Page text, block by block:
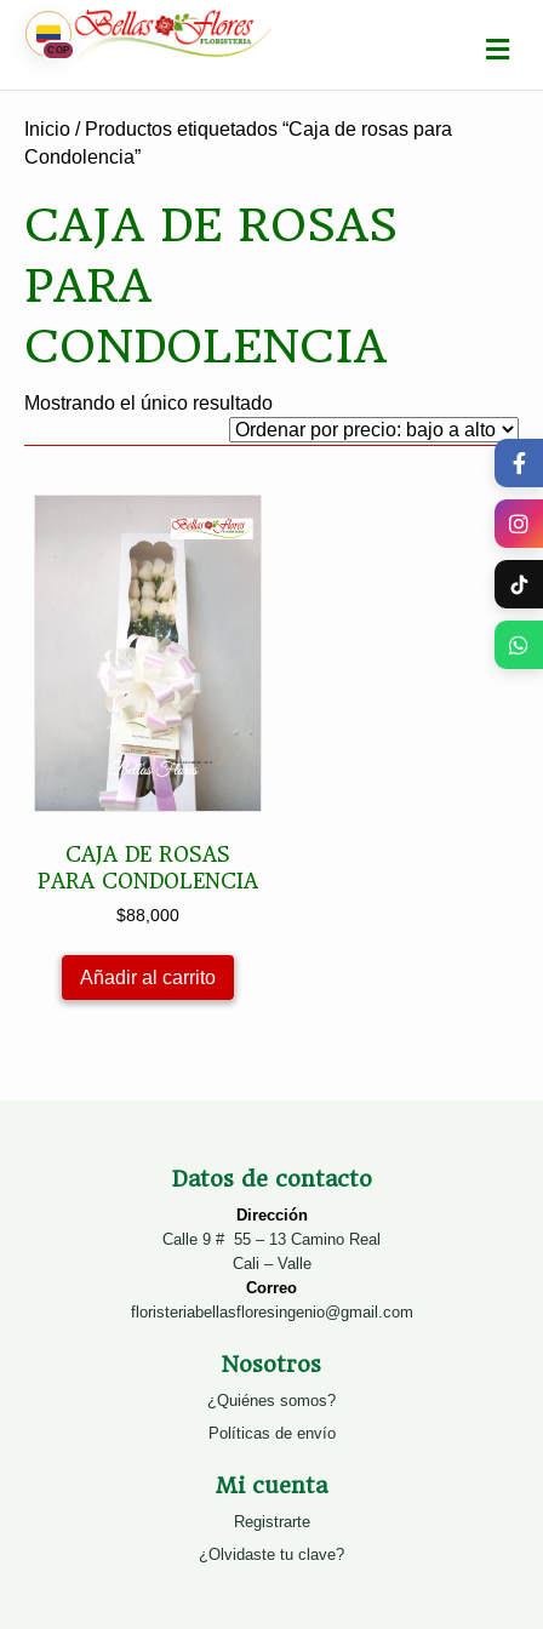
COP M
E
N
Inicio / Productos etiquetados “Caja de rosas para
Condolencia”
CAJA DE ROSAS
PARA
CONDOLENCIA
Mostrando el único resultado
CAJA DE ROSAS
PARA CONDOLENCIA
$88,000
Añadir al carrito
Datos de contacto
Dirección
Calle 9 # 55 – 13 Camino Real
Cali – Valle
Correo
floristeriabellasfloresingenio@gmail.com
Nosotros
¿Quiénes somos?
Políticas de envío
Mi cuenta
Registrarte
¿Olvidaste tu clave?